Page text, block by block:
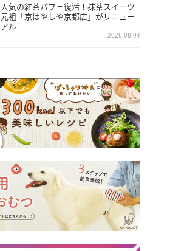
人気の紅茶パフェ復活！抹茶スイーツ
元祖「京はやしや京都店」がリニュー
アル
2026.08.04